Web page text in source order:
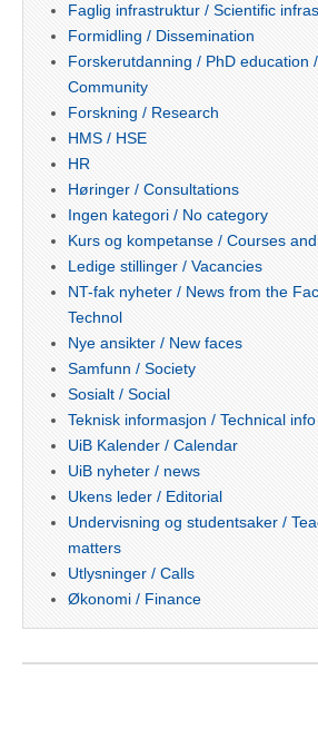
Faglig infrastruktur / Scientific
Formidling / Dissemination
Forskerutdanning / PhD education
Community
Forskning / Research
HMS / HSE
HR
Høringer / Consultations
Ingen kategori / No category
Kurs og kompetanse / Courses
Ledige stillinger / Vacancies
NT-fak nyheter / News from the
Technol
Nye ansikter / New faces
Samfunn / Society
Sosialt / Social
Teknisk informasjon / Technical info
UiB Kalender / Calendar
UiB nyheter / news
Ukens leder / Editorial
Undervisning og studentsaker /
matters
Utlysninger / Calls
Økonomi / Finance